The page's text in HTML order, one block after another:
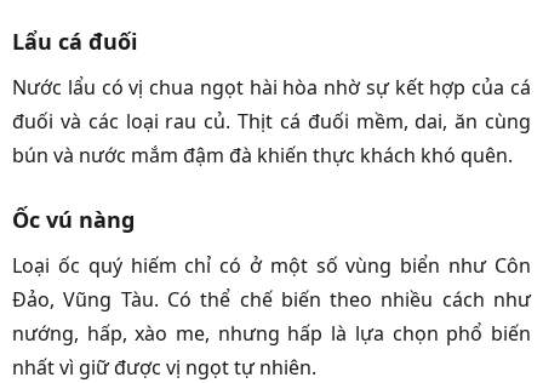
Lẩu cá đuối
Nước lẩu có vị chua ngọt hài hòa nhờ sự kết hợp của cá
đuối và các loại rau củ. Thịt cá đuối mềm, dai, ăn cùng
bún và nước mắm đậm đà khiến thực khách khó quên.
Ốc vú nàng
Loại ốc quý hiếm chỉ có ở một số vùng biển như Côn
Đảo, Vũng Tàu. Có thể chế biến theo nhiều cách như
nướng, hấp, xào me, nhưng hấp là lựa chọn phổ biến
nhất vì giữ được vị ngọt tự nhiên.